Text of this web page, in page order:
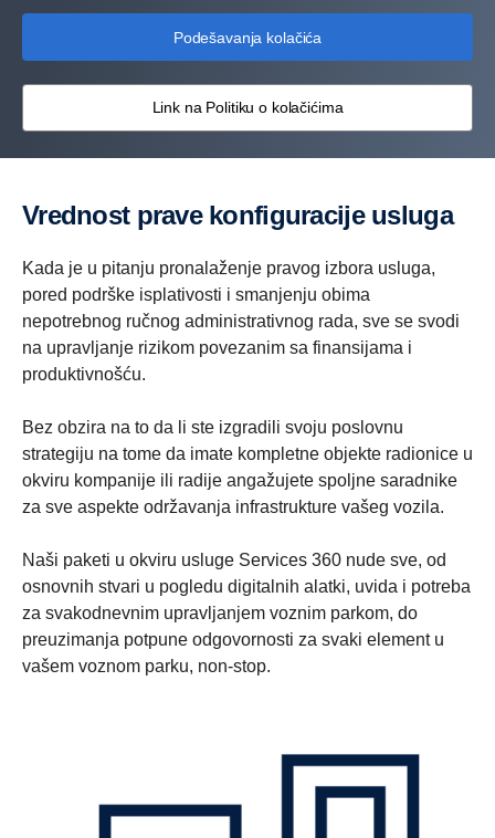
Podešavanja kolačića
Link na Politiku o kolačićima
Vrednost prave konfiguracije usluga
Kada je u pitanju pronalaženje pravog izbora usluga,
pored podrške isplativosti i smanjenju obima
nepotrebnog ručnog administrativnog rada, sve se svodi
na upravljanje rizikom povezanim sa finansijama i
produktivnošću.
Bez obzira na to da li ste izgradili svoju poslovnu
strategiju na tome da imate kompletne objekte radionice u
okviru kompanije ili radije angažujete spoljne saradnike
za sve aspekte održavanja infrastrukture vašeg vozila.
Naši paketi u okviru usluge Services 360 nude sve, od
osnovnih stvari u pogledu digitalnih alatki, uvida i potreba
za svakodnevnim upravljanjem voznim parkom, do
preuzimanja potpune odgovornosti za svaki element u
vašem voznom parku, non-stop.